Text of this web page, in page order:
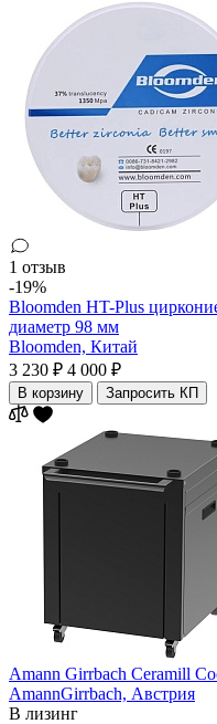
1 отзыв
-19%
Bloomden HT-Plus
диаметр 98 мм
Bloomden, Китай
3 230 ₽ 4 000 ₽
В корзину Запросить КП
Amann Girrbach Ceramill
AmannGirrbach, Австрия
В лизинг